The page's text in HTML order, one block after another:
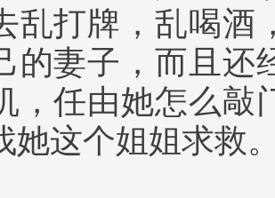
乱打牌，乱喝酒
的妻子，而且还
，任由她怎么敲
她这个姐姐求救